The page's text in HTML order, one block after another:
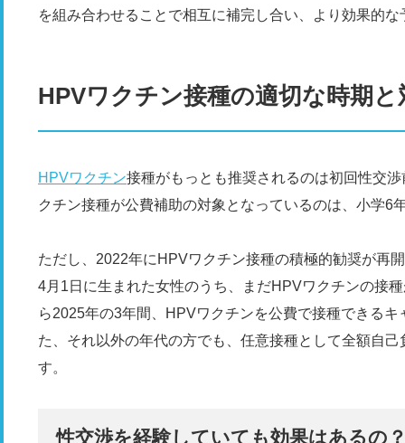
を組み合わせることで相互に補完し合い、より効果的
HPVワクチン接種の適切な時期と
HPVワクチン接種がもっとも推奨されるのは初回性交
クチン接種が公費補助の対象となっているのは、小学6
ただし、2022年にHPVワクチン接種の積極的勧奨が再
4月1日に生まれた女性のうち、まだHPVワクチンの接
ら2025年の3年間、HPVワクチンを公費で接種できる
た、それ以外の年代の方でも、任意接種として全額自
す。
性交渉を経験していても効果はあるの